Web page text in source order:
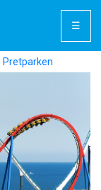
☰
Pretparken